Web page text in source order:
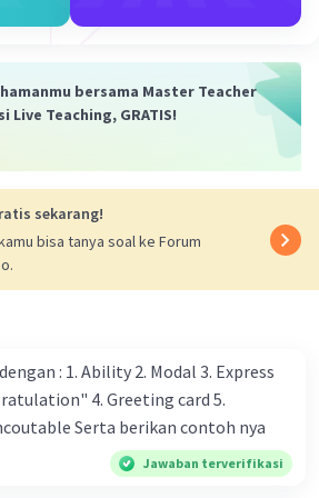
MPRS dan DPAS.
dianut oleh Presiden Soekarno.
pada kepemimpinan
sentralisasi kekuasaan di tangan
Indonesia. Demokrasi
dengan demokrasi
kekuasaan presiden menjadi
bersama Master Teacher
Live Teaching, GRATIS!
sekarang!
bisa tanya soal ke Forum
: 1. Ability 2. Modal 3. Express
4. Greeting card 5.
Countable &amp; uncoutable Serta berikan contoh nya
Jawaban terverifikasi